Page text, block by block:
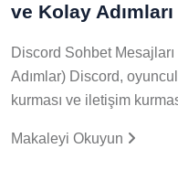
ve Kolay
Discord Sohbet
Adımlar) Discord,
kurması ve iletişim
Makaleyi Okuyun